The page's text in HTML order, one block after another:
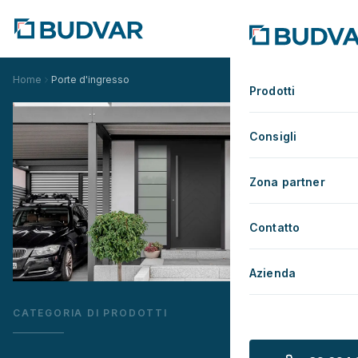
Prodotti
Consigli
Zona partner
Contatto
Azienda
Home Porte d'ingresso
CATEGORIA DI PRODOTTI